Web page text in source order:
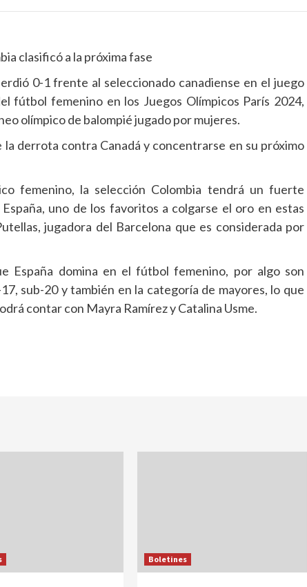
clasificó a la próxima fase
0-1 frente al seleccionado canadiense en el juego
fútbol femenino en los Juegos Olímpicos París 2024,
olímpico de balompié jugado por mujeres.
la derrota contra Canadá y concentrarse en su próximo
femenino, la selección Colombia tendrá un fuerte
uno de los favoritos a colgarse el oro en estas
jugadora del Barcelona que es considerada por
España domina en el fútbol femenino, por algo son
sub-20 y también en la categoría de mayores, lo que
contar con Mayra Ramírez y Catalina Usme.
Boletines